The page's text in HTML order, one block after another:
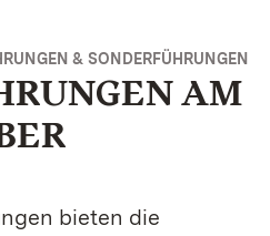
& SONDERFÜHRUNGEN
AM
bieten die